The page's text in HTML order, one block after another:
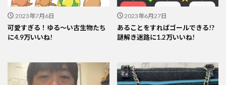
2023年7月6日
可愛すぎる！ゆる～い古生物たち
に4.9万いいね!
2023年6月27日
あることをすればゴールできる!?
謎解き迷路に1.2万いいね!